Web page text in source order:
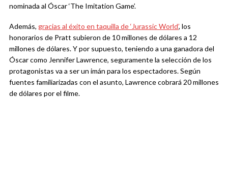
nominada al Óscar ‘The Imitation Game’.
Además, gracias al éxito en taquilla de ‘Jurassic World’, los
honorarios de Pratt subieron de 10 millones de dólares a 12
millones de dólares. Y por supuesto, teniendo a una ganadora del
Óscar como Jennifer Lawrence, seguramente la selección de los
protagonistas va a ser un imán para los espectadores. Según
fuentes familiarizadas con el asunto, Lawrence cobrará 20 millones
de dólares por el filme.